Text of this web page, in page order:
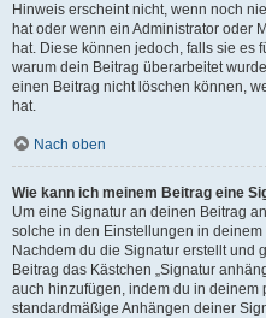
Hinweis erscheint nicht, wenn noch
hat oder wenn ein Administrator oder
hat. Diese können jedoch, falls sie es
warum dein Beitrag überarbeitet
einen Beitrag nicht löschen können,
hat.
Nach oben
Wie kann ich meinem Beitrag eine
Um eine Signatur an deinen Beitrag
solche in den Einstellungen in
Nachdem du die Signatur erstellt und
Beitrag das Kästchen „Signatur
auch hinzufügen, indem du in deinem
standardmäßige Anhängen deiner